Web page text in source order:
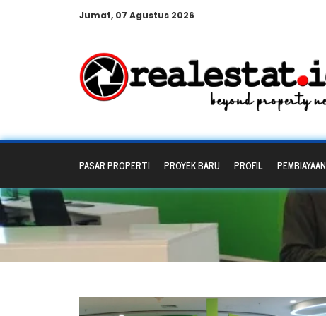
Jumat, 07 Agustus 2026
PASAR PROPERTI PROYEK BARU PROFIL PEMBIAYAAN